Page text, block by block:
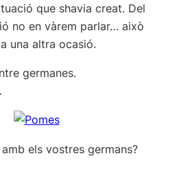
que shavia creat. Del
no en vàrem parlar… això
una altra ocasió.
germanes.
els vostres germans?